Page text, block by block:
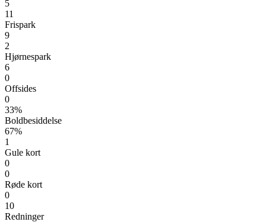
5
11
Frispark
9
2
Hjørnespark
6
0
Offsides
0
33%
Boldbesiddelse
67%
1
Gule kort
0
0
Røde kort
0
10
Redninger